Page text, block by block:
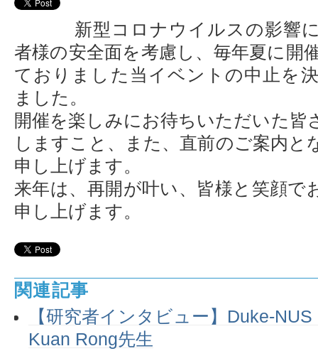
新型コロナウイルスの影響
者様の安全面を考慮し、毎年夏に開
ておりました当イベントの中止を
ました。
開催を楽しみにお待ちいただいた皆
しますこと、また、直前のご案内
申し上げます。
来年は、再開が叶い、皆様と笑顔で
申し上げます。
関連記事
【研究者インタビュー】Duke-
Kuan Rong先生